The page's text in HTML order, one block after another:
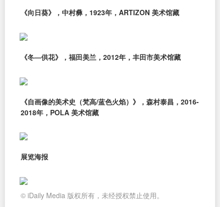
《向日葵》，中村彝，1923年，ARTIZON 美术馆藏
《冬—供花》，福田美兰，2012年，丰田市美术馆藏
《自画像的美术史（梵高/蓝色火焰）》，森村泰昌，2016-
2018年，POLA 美术馆藏
展览海报
© iDaily Media 版权所有，未经授权禁止使用。